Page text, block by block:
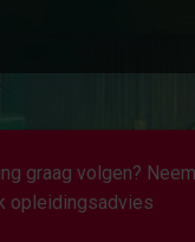
graag volgen?
opleidingsadvies